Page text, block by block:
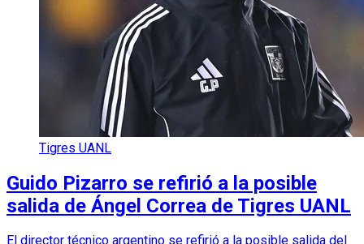
Tigres UANL
Guido Pizarro se refirió a la posible
salida de Ángel Correa de Tigres UANL
El director técnico argentino se refirió a la posible salida del